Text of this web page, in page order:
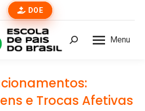
DOE
Menu
Buscar
e Trocas Afetivas